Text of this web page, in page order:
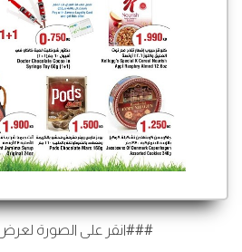
###انقر على الصورة